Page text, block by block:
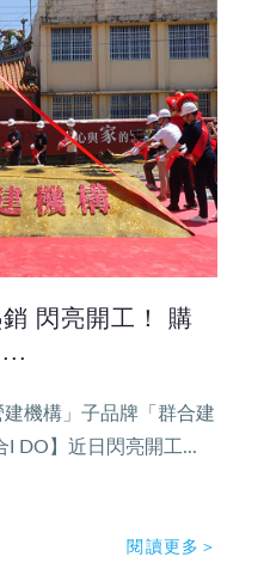
銷 閃亮開工！ 購
機構」子品牌「群合建
I DO】近日閃亮開工...
閱讀更多＞